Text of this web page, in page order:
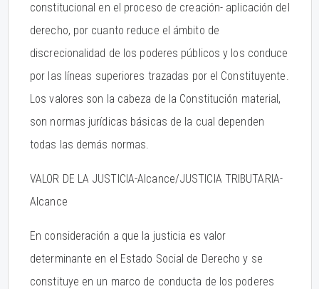
constitucional en el proceso de creación- aplicación del
derecho, por cuanto reduce el ámbito de
discrecionalidad de los poderes públicos y los conduce
por las líneas superiores trazadas por el Constituyente.
Los valores son la cabeza de la Constitución material,
son normas jurídicas básicas de la cual dependen
todas las demás normas.
VALOR DE LA JUSTICIA-Alcance/JUSTICIA TRIBUTARIA-
Alcance
En consideración a que la justicia es valor
determinante en el Estado Social de Derecho y se
constituye en un marco de conducta de los poderes